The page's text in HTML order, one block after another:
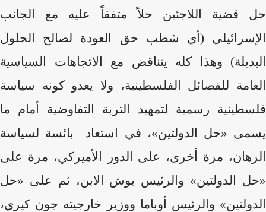
حل قضية اللاجئين حلاً متفقاً عليه مع الجانب
الإسرائيلي (أي شطب حق العودة لصالح الحلول
البديلة) وهذا كله يتناقض مع الاتجاهات السياسية
العامة للفصائل الفلسطينية، ولا يعدو كونه سياسة
فلسطينية رسمية لتمهيد التربة التفاوضية أمام ما
يسمى «حل الدولتين»، في استعاد بائسة لسياسة
الرهان، مرة أخرى، على الدور الأميركي، مرة على
«حل الدولتين» والرئيس بوش الابن، ثم على «حل
الدولتين» والرئيس أوباما ووزير خارجيته جون كيري،